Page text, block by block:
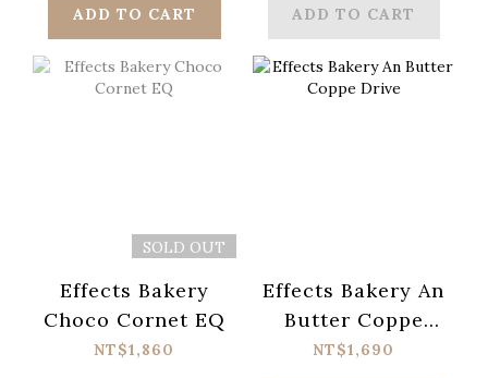
ADD TO CART ADD TO CART
SOLD OUT
Effects Bakery
Choco Cornet EQ
NT$1,860
Effects Bakery An
Butter Coppe
Drive
NT$1,690